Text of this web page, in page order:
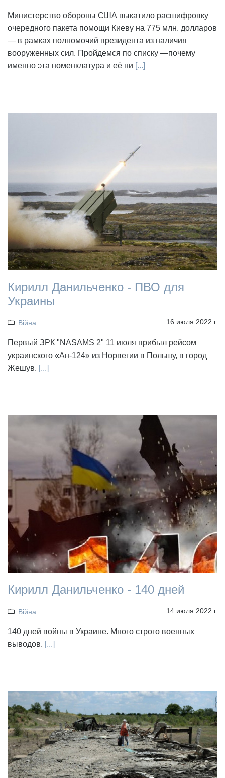
Министерство обороны США выкатило расшифровку
очередного пакета помощи Киеву на 775 млн. долларов
— в рамках полномочий президента из наличия
вооруженных сил. Пройдемся по списку —почему
именно эта номенклатура и её ни [...]
Кирилл Данильченко - ПВО для
Украины
Війна 16 июля 2022 г.
Первый ЗРК "NASAMS 2" 11 июля прибыл рейсом
украинского «Ан-124» из Норвегии в Польшу, в город
Жешув. [...]
Кирилл Данильченко - 140 дней
Війна 14 июля 2022 г.
140 дней войны в Украине. Много строго военных
выводов. [...]